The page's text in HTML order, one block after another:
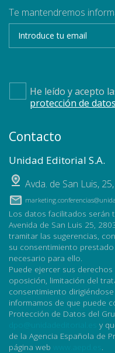
Te mantendremos
He leído y acepto
protección de datos
Contacto
Unidad Editorial S.A.
Avda. de San Luis, 25,
Los datos facilitados serán
Avenida de San Luis 25,
tramitar las sugerencias,
su consentimiento
necesario para ello.
Puede ejercer sus
oposición, limitación del
consentimiento
informamos de que puede
Protección de Datos del
y
de la Agencia Española de
página web
.